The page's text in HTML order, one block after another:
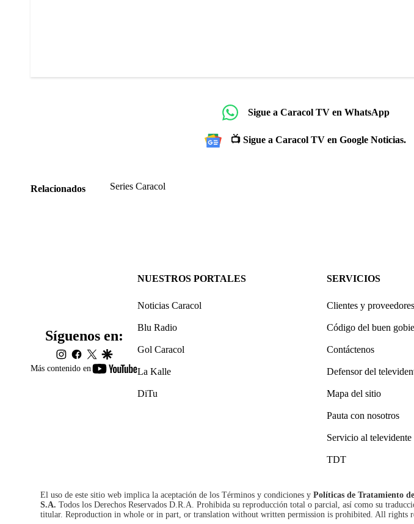
Sigue a Caracol TV en WhatsApp
📺 Sigue a Caracol TV en Google Noticias.
Relacionados Series Caracol
Más contenido en
youtube-
Síguenos en:
instagram
facebook
twittergoogle
NUESTROS PORTALES
Noticias Caracol
Blu Radio
Gol Caracol
La Kalle
DiTu
SERVICIOS
Clientes y proveedores
Código del buen
Contáctenos
Defensor del
Mapa del sitio
Pauta con nosotros
Servicio al televidente
TDT
El uso de este sitio web implica la aceptación de los Términos y condiciones y Políticas de Tratamiento
S.A. Todos los Derechos Reservados D.R.A. Prohibida su reproducción total o parcial, así como su
titular. Reproduction in whole or in part, or translation without written permission is prohibited. All rights